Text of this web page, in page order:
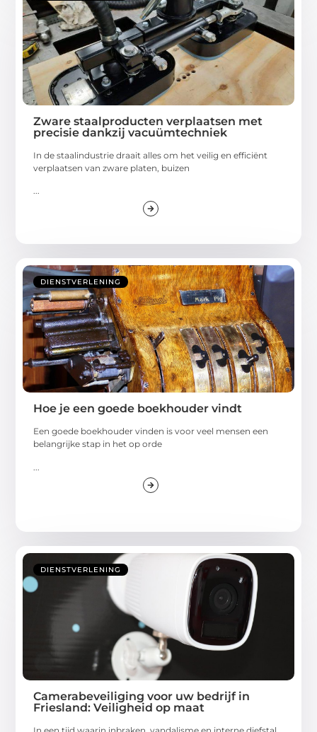
Zware staalproducten verplaatsen met
precisie dankzij vacuümtechniek
In de staalindustrie draait alles om het veilig en efficiënt
verplaatsen van zware platen, buizen
...
DIENSTVERLENING
Hoe je een goede boekhouder vindt
Een goede boekhouder vinden is voor veel mensen een
belangrijke stap in het op orde
DIENSTVERLENING
Camerabeveiliging voor uw bedrijf in
Friesland: Veiligheid op maat